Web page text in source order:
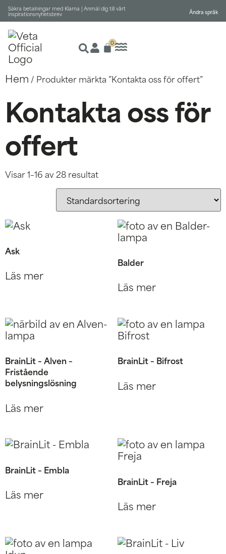
Säkra betalningar med Klarna | Anmäl dig till vårt
inspirationsnyhetsbrev Ändra språk
0
Hem / Produkter märkta ”Kontakta oss för offert”
Kontakta oss för
offert
Visar 1–16 av 28 resultat
Ask
Läs mer
Balder
Läs mer
BrainLit – Alven –
Fristående
belysningslösning
Läs mer
BrainLit – Bifrost
Läs mer
BrainLit – Embla
Läs mer
BrainLit – Freja
Läs mer